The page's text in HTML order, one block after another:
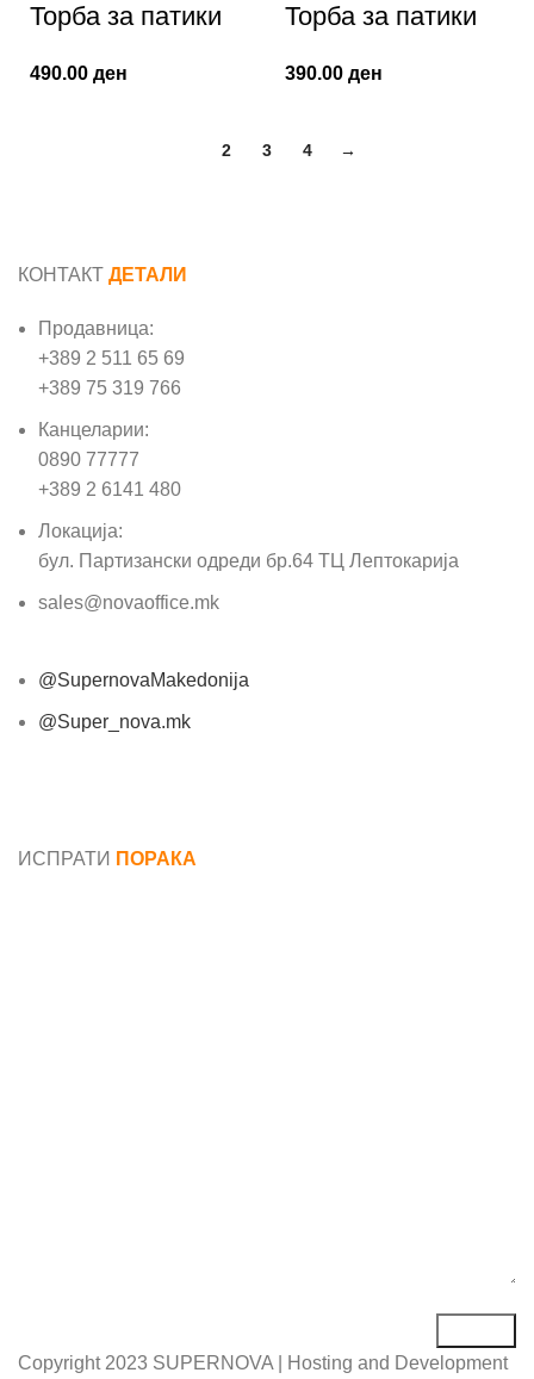
Торба за патики
490.00 ден
Торба за патики
390.00 ден
2 3 4 →
КОНТАКТ ДЕТАЛИ
Продавница:
+389 2 511 65 69
+389 75 319 766
Канцеларии:
0890 77777
+389 2 6141 480
Локација:
бул. Партизански одреди бр.64 ТЦ Лептокарија
sales@novaoffice.mk
@SupernovaMakedonija
@Super_nova.mk
ИСПРАТИ ПОРАКА
Copyright 2023 SUPERNOVA | Hosting and Development